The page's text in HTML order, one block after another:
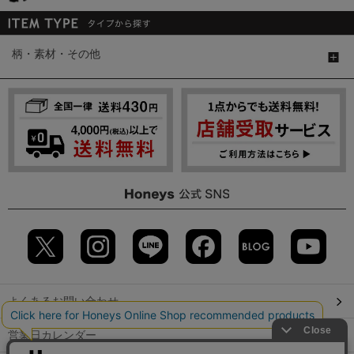
柄・素材・その他
よくあるお問い合わせ
営業日カレンダー